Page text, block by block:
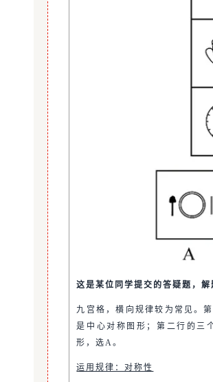
这是某位同学提交的答疑题，解
九宫格，横向规律较为常见。
是中心对称图形；第二行的三
形，选A。
运用规律：对称性